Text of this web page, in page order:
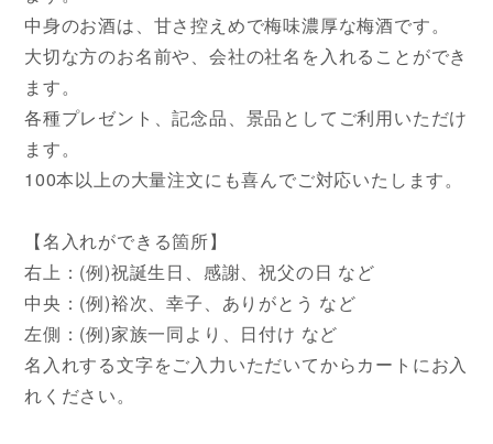
中身のお酒は、甘さ控えめで梅味濃厚な梅酒です。
大切な方のお名前や、会社の社名を入れることができ
ます。
各種プレゼント、記念品、景品としてご利用いただけ
ます。
100本以上の大量注文にも喜んでご対応いたします。
【名入れができる箇所】
右上：(例)祝誕生日、感謝、祝父の日 など
中央：(例)裕次、幸子、ありがとう など
左側：(例)家族一同より、日付け など
名入れする文字をご入力いただいてからカートにお入
れください。